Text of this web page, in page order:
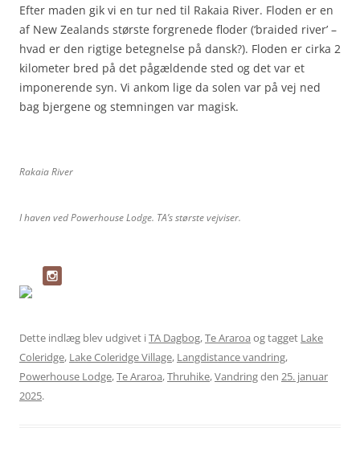
Efter maden gik vi en tur ned til Rakaia River. Floden er en
af New Zealands største forgrenede floder (‘braided river’ –
hvad er den rigtige betegnelse på dansk?). Floden er cirka 2
kilometer bred på det pågældende sted og det var et
imponerende syn. Vi ankom lige da solen var på vej ned
bag bjergene og stemningen var magisk.
Rakaia River
I haven ved Powerhouse Lodge. TA’s største vejviser.
Dette indlæg blev udgivet iTA Dagbog,Te Araroa og tagget Lake
Coleridge, Lake Coleridge Village, Langdistance vandring,
Powerhouse Lodge,Te Araroa,Thruhike,Vandringden 25. januar
2025.